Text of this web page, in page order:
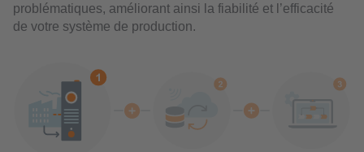
problématiques, améliorant ainsi la fiabilité et l’efficacité
de votre système de production.